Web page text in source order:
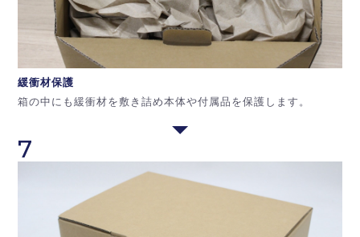
緩衝材保護
箱の中にも緩衝材を敷き詰め本体や付属品を保護します。
7